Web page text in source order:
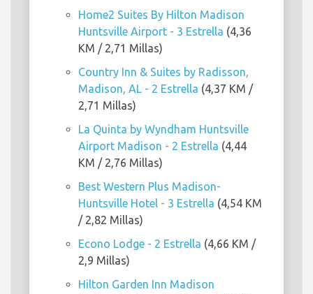
Home2 Suites By Hilton Madison
Huntsville Airport - 3 Estrella (4,36
KM / 2,71 Millas)
Country Inn & Suites by Radisson,
Madison, AL - 2 Estrella (4,37 KM /
2,71 Millas)
La Quinta by Wyndham Huntsville
Airport Madison - 2 Estrella (4,44
KM / 2,76 Millas)
Best Western Plus Madison-
Huntsville Hotel - 3 Estrella (4,54 KM
/ 2,82 Millas)
Econo Lodge - 2 Estrella (4,66 KM /
2,9 Millas)
Hilton Garden Inn Madison